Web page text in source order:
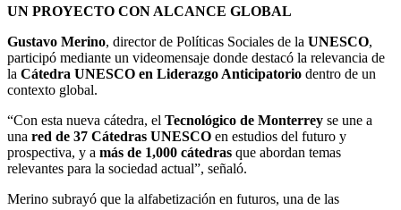
UN PROYECTO CON ALCANCE GLOBAL
Gustavo Merino, director de Políticas Sociales de la UNESCO,
participó mediante un videomensaje donde destacó la relevancia de
la Cátedra UNESCO en Liderazgo Anticipatorio dentro de un
contexto global.
“Con esta nueva cátedra, el Tecnológico de Monterrey se une a
una red de 37 Cátedras UNESCO en estudios del futuro y
prospectiva, y a más de 1,000 cátedras que abordan temas
relevantes para la sociedad actual”, señaló.
Merino subrayó que la alfabetización en futuros, una de las